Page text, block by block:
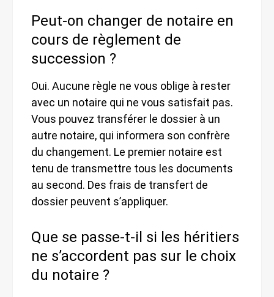
Peut-on changer de notaire en
cours de règlement de
succession ?
Oui. Aucune règle ne vous oblige à rester
avec un notaire qui ne vous satisfait pas.
Vous pouvez transférer le dossier à un
autre notaire, qui informera son confrère
du changement. Le premier notaire est
tenu de transmettre tous les documents
au second. Des frais de transfert de
dossier peuvent s’appliquer.
Que se passe-t-il si les héritiers
ne s’accordent pas sur le choix
du notaire ?